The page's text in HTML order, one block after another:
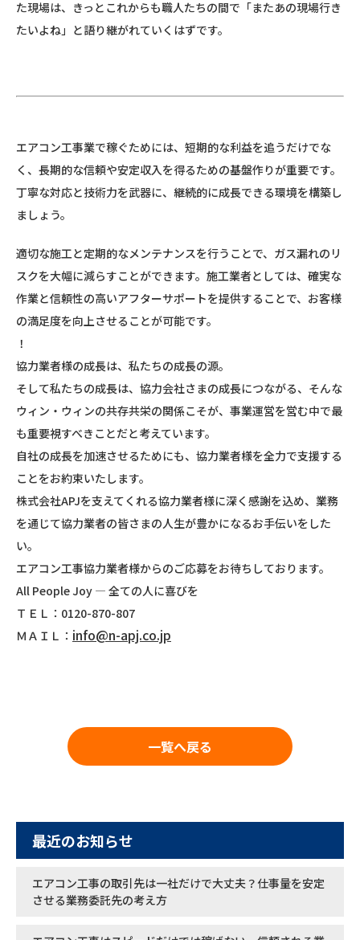
た現場は、きっとこれからも職人たちの間で「またあの現場行き
たいよね」と語り継がれていくはずです。
エアコン工事業で稼ぐためには、短期的な利益を追うだけでな
く、長期的な信頼や安定収入を得るための基盤作りが重要です。
丁寧な対応と技術力を武器に、継続的に成長できる環境を構築し
ましょう。
適切な施工と定期的なメンテナンスを行うことで、ガス漏れのリ
スクを大幅に減らすことができます。施工業者としては、確実な
作業と信頼性の高いアフターサポートを提供することで、お客様
の満足度を向上させることが可能です。
！
協力業者様の成長は、私たちの成長の源。
そして私たちの成長は、協力会社さまの成長につながる、そんな
ウィン・ウィンの共存共栄の関係こそが、事業運営を営む中で最
も重要視すべきことだと考えています。
自社の成長を加速させるためにも、協力業者様を全力で支援する
ことをお約束いたします。
株式会社APJを支えてくれる協力業者様に深く感謝を込め、業務
を通じて協力業者の皆さまの人生が豊かになるお手伝いをした
い。
エアコン工事協力業者様からのご応募をお待ちしております。
All People Joy ― 全ての人に喜びを
ＴＥＬ：0120-870-807
ＭＡＩＬ： info@n-apj.co.jp
一覧へ戻る
最近のお知らせ
エアコン工事の取引先は一社だけで大丈夫？仕事量を安定
させる業務委託先の考え方